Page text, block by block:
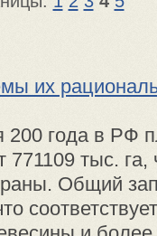
их
200 года в РФ
тыс. га,
Общий